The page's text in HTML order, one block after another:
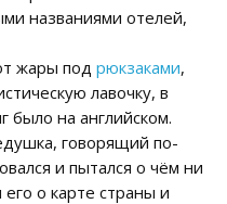
названиями отелей,
жары под рюкзаками,
лавочку, в
было на английском.
говорящий по-
и пытался о чём ни
о карте страны и